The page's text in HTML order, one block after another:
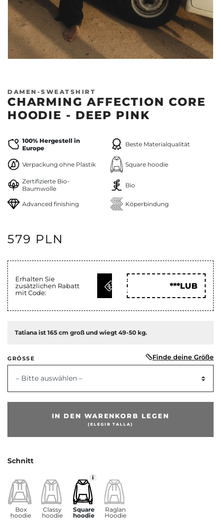
DAMEN-SWEATSHIRT
CHARMING AFFECTION CORE
HOODIE - DEEP PINK
100% Hergestell in
Europe
Beste Materialqualität
Verpackung ohne Plastik Square hoodie
Zertifizierte Bio-
Baumwolle
Bio
Advanced finishing Köperbindung
579 PLN
Erhalten Sie
zusätzlichen Rabatt
mit Code:
CODE
HOLEN
***LUB
Tatiana ist 165 cm groß und wiegt 49-50 kg.
GRÖSSE Finde deine Größe
– Bitte auswählen –
IN DEN WARENKORB LEGEN
(ELEGIR TALLA)
Schnitt
Box
hoodie
Classy
hoodie
Square
hoodie
Raglan
Hoodie